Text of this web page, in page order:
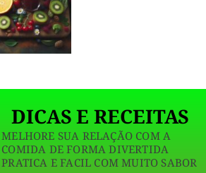
DICAS E RECEITAS
MELHORE SUA RELAÇÃO COM A
COMIDA DE FORMA DIVERTIDA
PRATICA E FACIL COM MUITO SABOR